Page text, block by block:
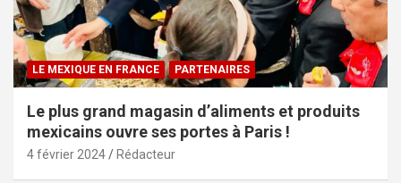
LE MEXIQUE EN FRANCE PARTENAIRES
Le plus grand magasin d’aliments et produits
mexicains ouvre ses portes à Paris !
4 février 2024 Rédacteur